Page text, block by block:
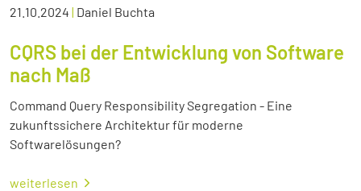
21.10.2024 | Daniel Buchta
CQRS bei der Entwicklung von Software
nach Maß
Command Query Responsibility Segregation - Eine
zukunftssichere Architektur für moderne
Softwarelösungen?
weiterlesen